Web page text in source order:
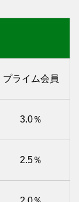
プライム会員
3.0％
2.5％